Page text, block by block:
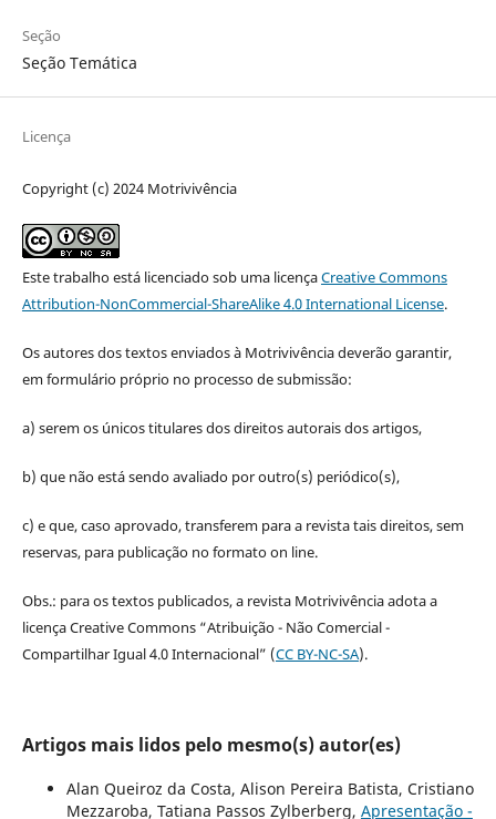
Seção
Seção Temática
Licença
Copyright (c) 2024 Motrivivência
Este trabalho está licenciado sob uma licençaCreative Commons
Attribution-NonCommercial-ShareAlike 4.0 International License.
Os autores dos textos enviados à Motrivivência deverão garantir,
em formulário próprio no processo de submissão:
a) serem os únicos titulares dos direitos autorais dos artigos,
b) que não está sendo avaliado por outro(s) periódico(s),
c) e que, caso aprovado, transferem para a revista tais direitos, sem
reservas, para publicação no formato on line.
Obs.: para os textos publicados, a revista Motrivivência adota a
licença Creative Commons “Atribuição - Não Comercial -
Compartilhar Igual 4.0 Internacional” (CC BY-NC-SA).
Artigos mais lidos pelo mesmo(s) autor(es)
Alan Queiroz da Costa, Alison Pereira Batista, Cristiano
Mezzaroba, Tatiana Passos Zylberberg, Apresentação -